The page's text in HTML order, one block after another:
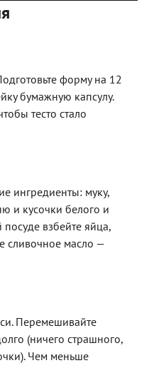
форму на 12
бумажную капсулу.
тесто стало
ингредиенты: муку,
и кусочки белого и
взбейте яйца,
сливочное масло —
Перемешивайте
(ничего страшного,
Чем меньше